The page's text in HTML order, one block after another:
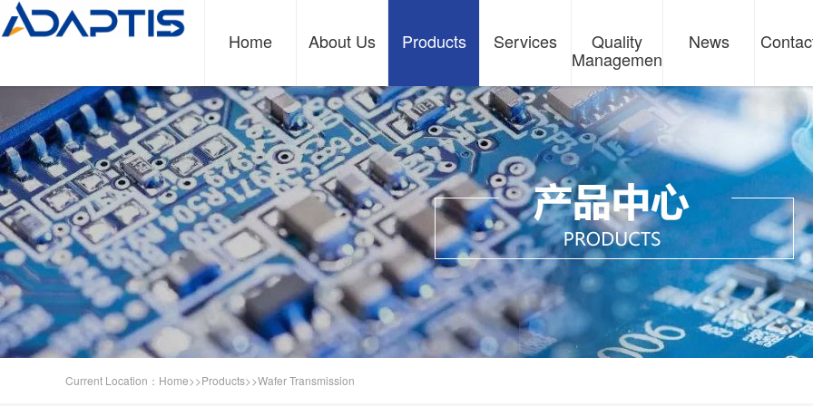
Home About Us Products Services Quality
Management
News
Current Location： Home>>Products>>Wafer Transmission